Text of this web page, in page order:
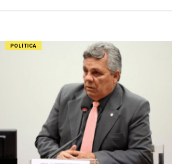
POLÍTICA